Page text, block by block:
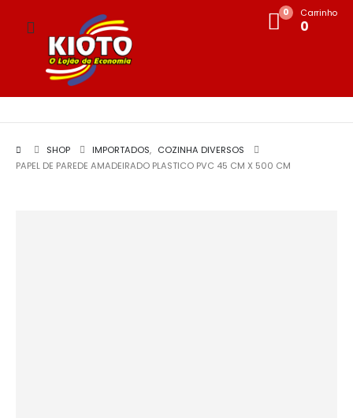
0 Carrinho
0
SHOP IMPORTADOS, COZINHA DIVERSOS
PAPEL DE PAREDE AMADEIRADO PLASTICO PVC 45 CM X 500 CM